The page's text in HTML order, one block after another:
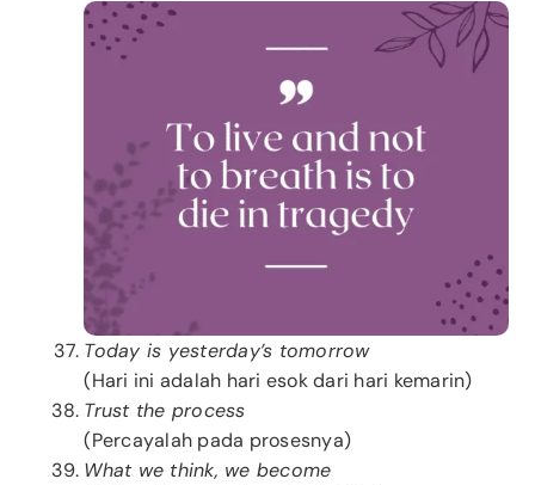
Today is yesterday’s tomorrow
(Hari ini adalah hari esok dari hari kemarin)
Trust the process
(Percayalah pada prosesnya)
What we think, we become